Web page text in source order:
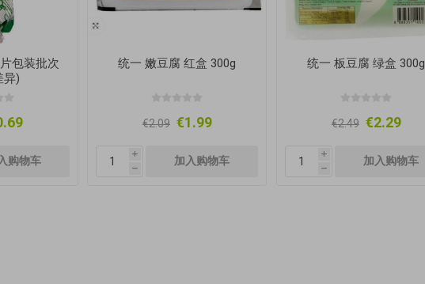
包装批次
异)
统一 嫩豆腐 红盒 300g
€2.09 €1.99
i
h
统一 板豆腐 绿盒 300g
€2.49 €2.29
i
h